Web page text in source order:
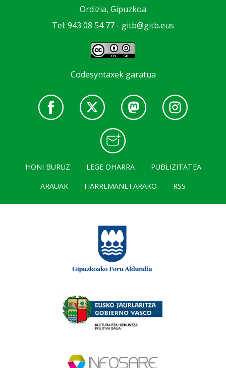
Ordizia, Gipuzkoa
Tel: 943 08 54 77 - gitb@gitb.eus
Codesyntaxek garatua
HONI BURUZ LEGE OHARRA
PUBLIZITATEA
ARAUAK
HARREMANETARAKO RSS